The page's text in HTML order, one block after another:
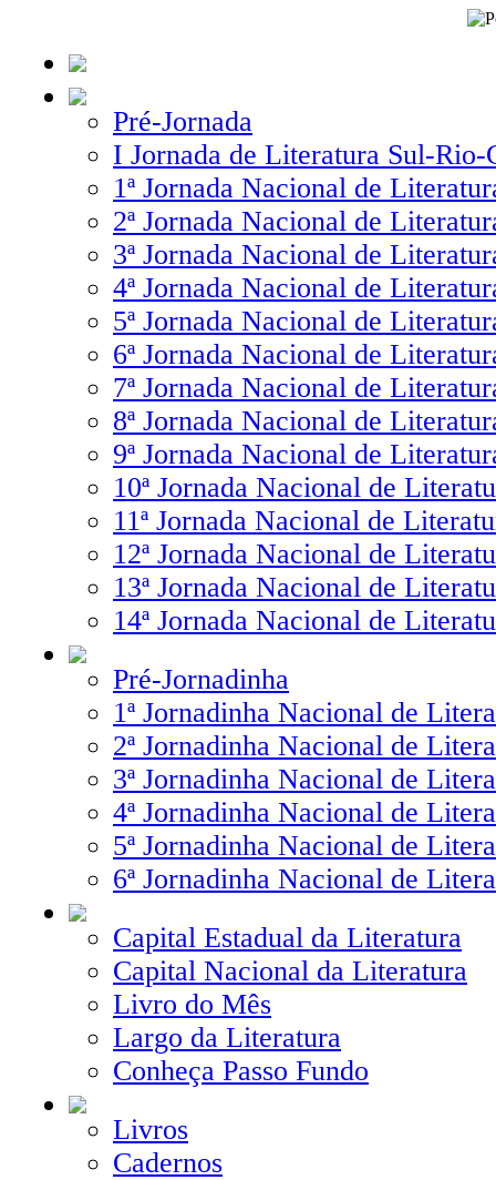
Pré-Jornada
I Jornada de Literatura Sul-Rio-
1ª Jornada Nacional de
2ª Jornada Nacional de
3ª Jornada Nacional de
4ª Jornada Nacional de
5ª Jornada Nacional de
6ª Jornada Nacional de
7ª Jornada Nacional de
8ª Jornada Nacional de
9ª Jornada Nacional de
10ª Jornada Nacional de
11ª Jornada Nacional de
12ª Jornada Nacional de
13ª Jornada Nacional de
14ª Jornada Nacional de
Pré-Jornadinha
1ª Jornadinha Nacional de
2ª Jornadinha Nacional de
3ª Jornadinha Nacional de
4ª Jornadinha Nacional de
5ª Jornadinha Nacional de
6ª Jornadinha Nacional de
Capital Estadual da Literatura
Capital Nacional da Literatura
Livro do Mês
Largo da Literatura
Conheça Passo Fundo
Livros
Cadernos